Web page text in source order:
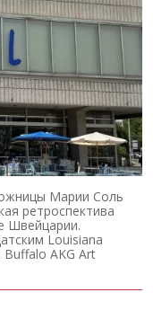
Марии Соль
ретроспектива
Швейцарии.
Louisiana
AKG Art